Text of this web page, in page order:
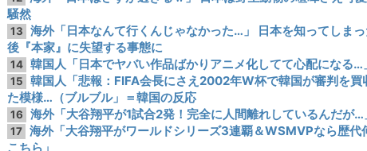
騒然
13
海外「日本なんて行くんじゃなかった…」 日本を知ってしま
後『本家』に失望する事態に
14 韓国人「日本でヤバい作品ばかりアニメ化してて心配になる…
15
韓国人「悲報：FIFA会長にさえ2002年W杯で韓国が審判を買
た模様…（ブルブル」＝韓国の反応
16 海外「大谷翔平が1試合2発！完全に人間離れしているんだが…
17 海外「大谷翔平がワールドシリーズ3連覇＆WSMVPなら歴代
こちら」